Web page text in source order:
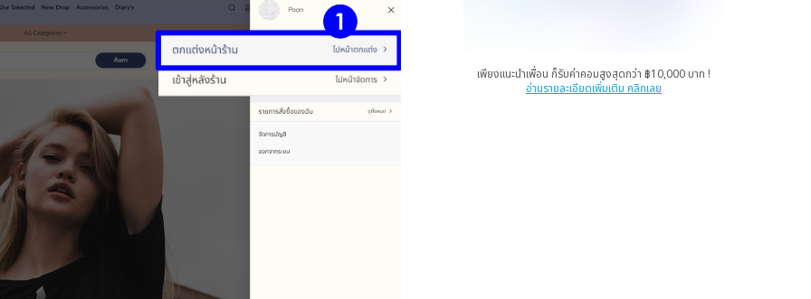
เพียงแนะนำเพื่อน ก็รับค่าคอมสูงสุดกว่า ฿10,000 บาท !
อ่านรายละเอียดเพิ่มเติม คลิกเลย